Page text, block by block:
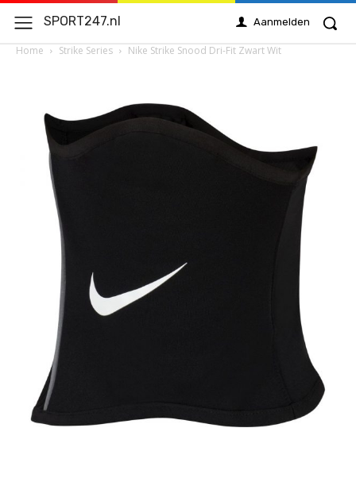
SPORT247.nl Aanmelden
Home Strike Series Nike Strike Snood Dri-Fit Zwart Wit